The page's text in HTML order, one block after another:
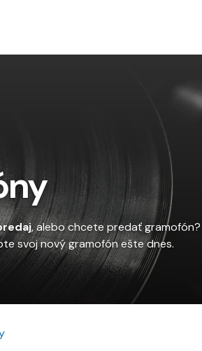
, alebo chcete predať gramofón?
svoj nový gramofón ešte dnes.